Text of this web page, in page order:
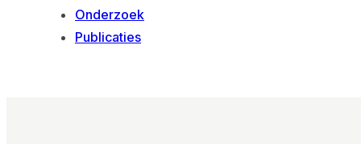
Onderzoek
Publicaties